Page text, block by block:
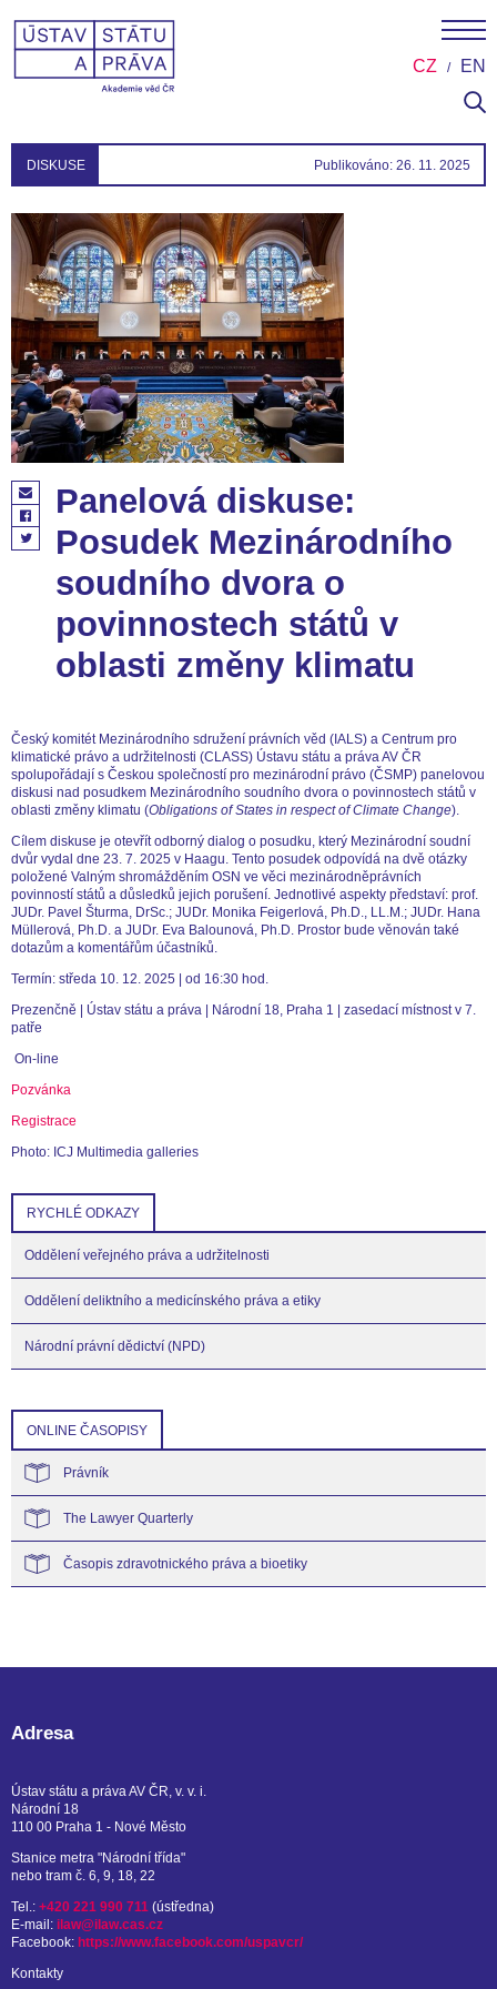
CZ EN
DISKUSE Publikováno: 26. 11. 2025
Panelová diskuse:
Posudek Mezinárodního
soudního dvora o
povinnostech států v
oblasti změny klimatu
Český komitét Mezinárodního sdružení právních věd (IALS) a Centrum pro
klimatické právo a udržitelnosti (CLASS) Ústavu státu a práva AV ČR
spolupořádají s Českou společností pro mezinárodní právo (ČSMP) panelovou
diskusi nad posudkem Mezinárodního soudního dvora o povinnostech států v
oblasti změny klimatu (Obligations of States in respect of Climate Change).
Cílem diskuse je otevřít odborný dialog o posudku, který Mezinárodní soudní
dvůr vydal dne 23. 7. 2025 v Haagu. Tento posudek odpovídá na dvě otázky
položené Valným shromážděním OSN ve věci mezinárodněprávních
povinností států a důsledků jejich porušení. Jednotlivé aspekty představí: prof.
JUDr. Pavel Šturma, DrSc.; JUDr. Monika Feigerlová, Ph.D., LL.M.; JUDr. Hana
Müllerová, Ph.D. a JUDr. Eva Balounová, Ph.D. Prostor bude věnován také
dotazům a komentářům účastníků.
Termín: středa 10. 12. 2025 | od 16:30 hod.
Prezenčně | Ústav státu a práva | Národní 18, Praha 1 | zasedací místnost v 7.
patře
On-line
Pozvánka
Registrace
Photo: ICJ Multimedia galleries
RYCHLÉ ODKAZY
Oddělení veřejného práva a udržitelnosti
Oddělení deliktního a medicínského práva a etiky
Národní právní dědictví (NPD)
ONLINE ČASOPISY
Právník
The Lawyer Quarterly
Časopis zdravotnického práva a bioetiky
Adresa
Ústav státu a práva AV ČR, v. v. i.
Národní 18
110 00 Praha 1 - Nové Město
Stanice metra "Národní třída"
nebo tram č. 6, 9, 18, 22
Tel.: +420 221 990 711 (ústředna)
E-mail: ilaw@ilaw.cas.cz
Facebook: https://www.facebook.com/uspavcr/
Kontakty